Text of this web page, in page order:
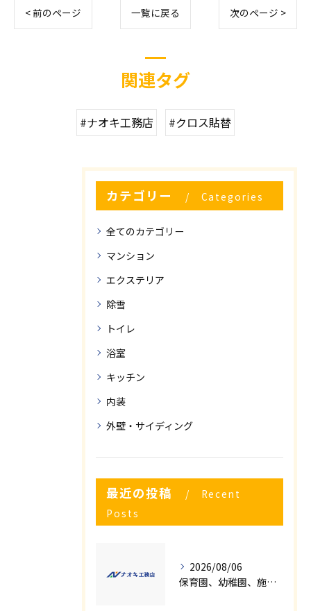
< 前のページ 一覧に戻る 次のページ >
関連タグ
#ナオキ工務店 #クロス貼替
カテゴリー Categories
全てのカテゴリー
マンション
エクステリア
除雪
トイレ
浴室
キッチン
内装
外壁・サイディング
最近の投稿
Recent
Posts
2026/08/06
保育園、幼稚園、施設様！！内装リフォームでお悩み事はございませんか？